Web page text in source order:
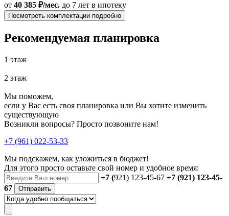
от 40 385 ₽/мес. до 7 лет в ипотеку
Посмотреть комплектации подробно
Рекомендуемая планировка
1 этаж
2 этаж
Мы поможем,
если у Вас есть своя планировка или Вы хотите изменить
существующую
Возникли вопросы? Просто позвоните нам!
+7 (961) 022-53-33
Мы подскажем, как уложиться в бюджет!
Для этого просто оставьте свой номер и удобное время:
+7 (921) 123-45-67 +7 (921) 123-45-
67
Отправить